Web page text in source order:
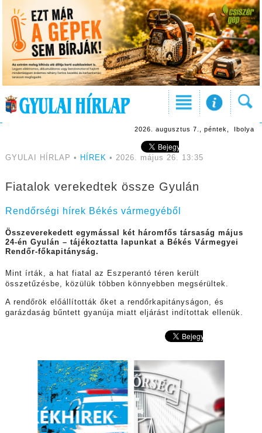
2026. augusztus 7., péntek, Ibolya
GYULAI HÍRLAP • HÍREK • 2026. május 26. 13:35
Fiatalok verekedtek össze Gyulán
Rendőrségi hírek Békés vármegyéből
Összeverekedett egymással két háromfős társaság május
24-én Gyulán – tájékoztatta lapunkat a Békés Vármegyei
Rendőr-főkapitányság.
Mint írták, a hat fiatal az Eszperantó téren került
összetűzésbe, közülük többen könnyebben megsérültek.
A rendőrök előállították őket a rendőrkapitányságon, és
garázdaság bűntett gyanúja miatt eljárást indítottak ellenük.